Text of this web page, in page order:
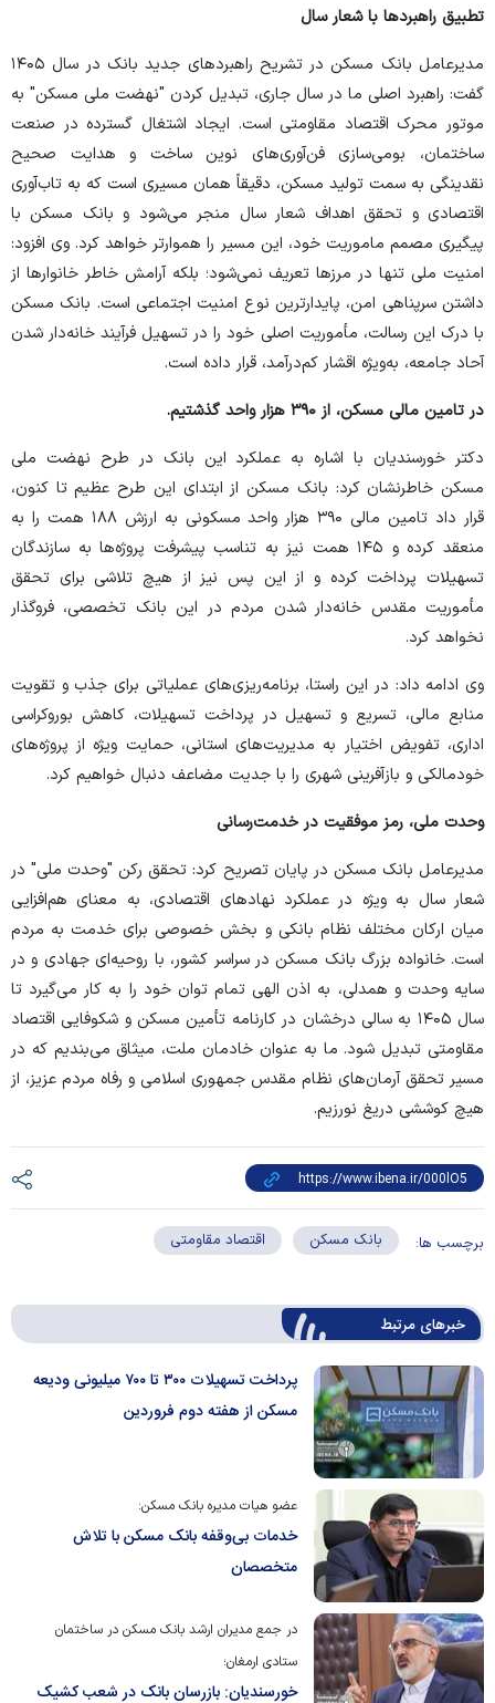
تطبیق راهبرد‌ها با شعار سال
مدیرعامل بانک مسکن در تشریح راهبرد‌های جدید بانک در سال ۱۴۰۵
گفت: راهبرد اصلی ما در سال جاری، تبدیل کردن "نهضت ملی مسکن" به
موتور محرک اقتصاد مقاومتی است. ایجاد اشتغال گسترده در صنعت
ساختمان، بومی‌سازی فن‌آوری‌های نوین ساخت و هدایت صحیح
نقدینگی به سمت تولید مسکن، دقیقاً همان مسیری است که به تاب‌آوری
اقتصادی و تحقق اهداف شعار سال منجر می‌شود و بانک مسکن با
پیگیری مصمم ماموریت خود، این مسیر را هموارتر خواهد کرد. وی افزود:
امنیت ملی تنها در مرز‌ها تعریف نمی‌شود؛ بلکه آرامش خاطر خانوار‌ها از
داشتن سرپناهی امن، پایدارترین نوع امنیت اجتماعی است. بانک مسکن
با درک این رسالت، مأموریت اصلی خود را در تسهیل فرآیند خانه‌دار شدن
آحاد جامعه، به‌ویژه اقشار کم‌درآمد، قرار داده است.
در تامین مالی مسکن، از ۳۹۰ هزار واحد گذشتیم.
دکتر خورسندیان با اشاره به عملکرد این بانک در طرح نهضت ملی
مسکن خاطرنشان کرد: بانک مسکن از ابتدای این طرح عظیم تا کنون،
قرار داد تامین مالی ۳۹۰ هزار واحد مسکونی به ارزش ۱۸۸ همت را به
منعقد کرده و ۱۴۵ همت نیز به تناسب پیشرفت پروژه‌ها به سازندگان
تسهیلات پرداخت کرده و از این پس نیز از هیچ تلاشی برای تحقق
مأموریت مقدس خانه‌دار شدن مردم در این بانک تخصصی، فروگذار
نخواهد کرد.
وی ادامه داد: در این راستا، برنامه‌ریزی‌های عملیاتی برای جذب و تقویت
منابع مالی، تسریع و تسهیل در پرداخت تسهیلات، کاهش بوروکراسی
اداری، تفویض اختیار به مدیریت‌های استانی، حمایت ویژه از پروژه‌های
خودمالکی و بازآفرینی شهری را با جدیت مضاعف دنبال خواهیم کرد.
وحدت ملی، رمز موفقیت در خدمت‌رسانی
مدیرعامل بانک مسکن در پایان تصریح کرد: تحقق رکن "وحدت ملی" در
شعار سال به ویژه در عملکرد نهاد‌های اقتصادی، به معنای هم‌افزایی
میان ارکان مختلف نظام بانکی و بخش خصوصی برای خدمت به مردم
است. خانواده بزرگ بانک مسکن در سراسر کشور، با روحیه‌ای جهادی و در
سایه وحدت و همدلی، به اذن الهی تمام توان خود را به کار می‌گیرد تا
سال ۱۴۰۵ به سالی درخشان در کارنامه تأمین مسکن و شکوفایی اقتصاد
مقاومتی تبدیل شود. ما به عنوان خادمان ملت، میثاق می‌بندیم که در
مسیر تحقق آرمان‌های نظام مقدس جمهوری اسلامی و رفاه مردم عزیز، از
هیچ کوششی دریغ نورزیم.
برچسب ها: بانک مسکن اقتصاد مقاومتی
خبرهای مرتبط
پرداخت تسهیلات ۳۰۰ تا ۷۰۰ میلیونی ودیعه
مسکن از هفته دوم فروردین
عضو هیات مدیره بانک مسکن:
خدمات بی‌وقفه بانک مسکن با تلاش
متخصصان
در جمع مدیران ارشد بانک مسکن در ساختمان
ستادی ارمغان؛
خورسندیان: بازرسان بانک در شعب کشیک